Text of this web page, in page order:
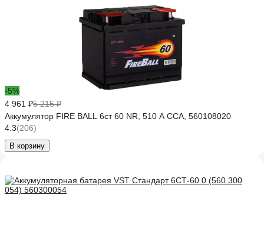
-5%
4 961 ₽5 215 ₽
Аккумулятор FIRE BALL 6ст 60 NR, 510 А CCA, 560108020
4.3(206)
В корзину